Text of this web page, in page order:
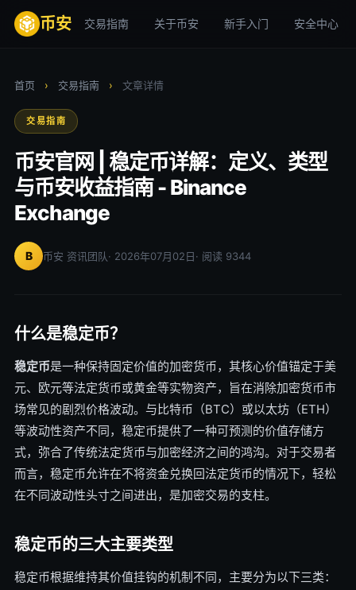
币安 交易指南 关于币安 新手入门 安全中心
首页 › 交易指南 › 文章详情
交易指南
币安官网 | 稳定币详解：定义、类型
与币安收益指南 - Binance
Exchange
B 币安 资讯团队· 2026年07月02日· 阅读 9344
什么是稳定币？
稳定币是一种保持固定价值的加密货币，其核心价值锚定于美
元、欧元等法定货币或黄金等实物资产，旨在消除加密货币市
场常见的剧烈价格波动。与比特币（BTC）或以太坊（ETH）
等波动性资产不同，稳定币提供了一种可预测的价值存储方
式，弥合了传统法定货币与加密经济之间的鸿沟。对于交易者
而言，稳定币允许在不将资金兑换回法定货币的情况下，轻松
在不同波动性头寸之间进出，是加密交易的支柱。
稳定币的三大主要类型
稳定币根据维持其价值挂钩的机制不同，主要分为以下三类：